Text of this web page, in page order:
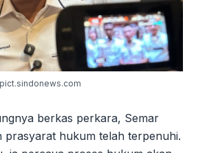
berkas perkara, Semar
prasyarat hukum telah terpenuhi.